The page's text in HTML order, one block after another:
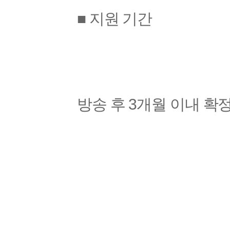
■ 지원 기간
방송 후 3개월 이내 확